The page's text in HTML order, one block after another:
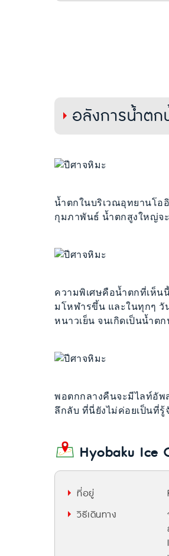
อลังการน้ำตก
น้ำตกในบริเวณอุทยานโอ
กุมภาพันธ์ น้ำตกสูงใหญ่จ
ความพิเศษคือน้ำตกที่เห็น
มโหฬารขึ้น และในทุกๆ วั
หนาวเย็น จนเกิดเป็นน้ำต
พอตกกลางคืนจะมีไลท์อัพ
ลึกลับ ที่นี่ยังไม่ค่อยเป็นที่
Hyobaku Ice
ที่อยู่
วิธีเดินทาง